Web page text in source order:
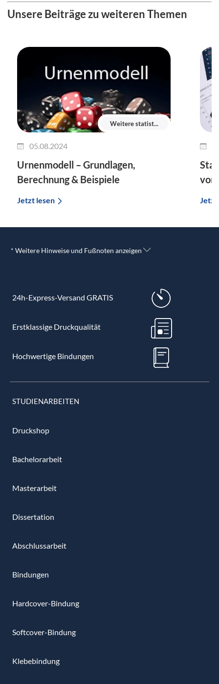
Unsere Beiträge zu weiteren Themen
Weitere statist...
05.08.2024
Urnenmodell – Grundlagen,
Berechnung & Beispiele
Jetzt lesen
* Weitere Hinweise und Fußnoten anzeigen
24h-Express-Versand GRATIS
Erstklassige Druckqualität
Hochwertige Bindungen
STUDIENARBEITEN
Druckshop
Bachelorarbeit
Masterarbeit
Dissertation
Abschlussarbeit
Bindungen
Hardcover-Bindung
Softcover-Bindung
Klebebindung